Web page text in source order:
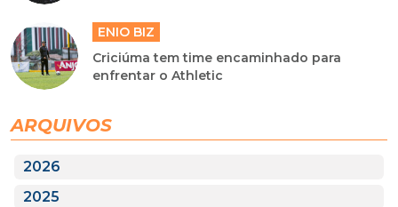
ENIO BIZ
Criciúma tem time encaminhado para
enfrentar o Athletic
ARQUIVOS
2026
2025